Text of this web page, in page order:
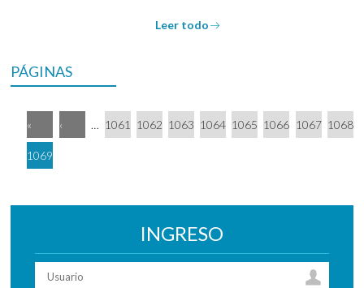
Leer todo
PÁGINAS
« ‹ … 1061 1062 1063 1064 1065 1066 1067 1068
1069
INGRESO